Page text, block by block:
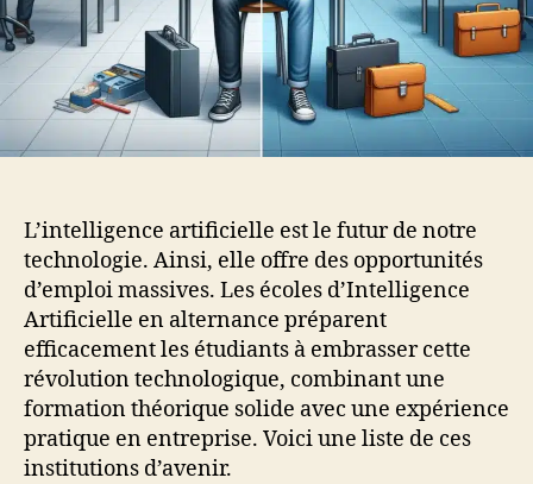
L’intelligence artificielle est le futur de notre
technologie. Ainsi, elle offre des opportunités
d’emploi massives. Les écoles d’Intelligence
Artificielle en alternance préparent
efficacement les étudiants à embrasser cette
révolution technologique, combinant une
formation théorique solide avec une expérience
pratique en entreprise. Voici une liste de ces
institutions d’avenir.